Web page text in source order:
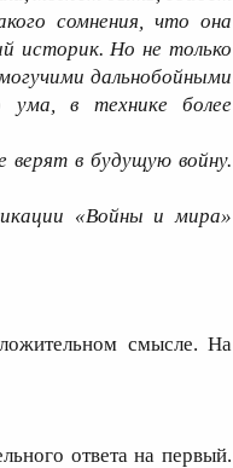
сомнения, что она
историк. Но не только
дальнобойными
ума, в технике более
в будущую войну.
«Войны и мира»
смысле. На
ответа на первый.